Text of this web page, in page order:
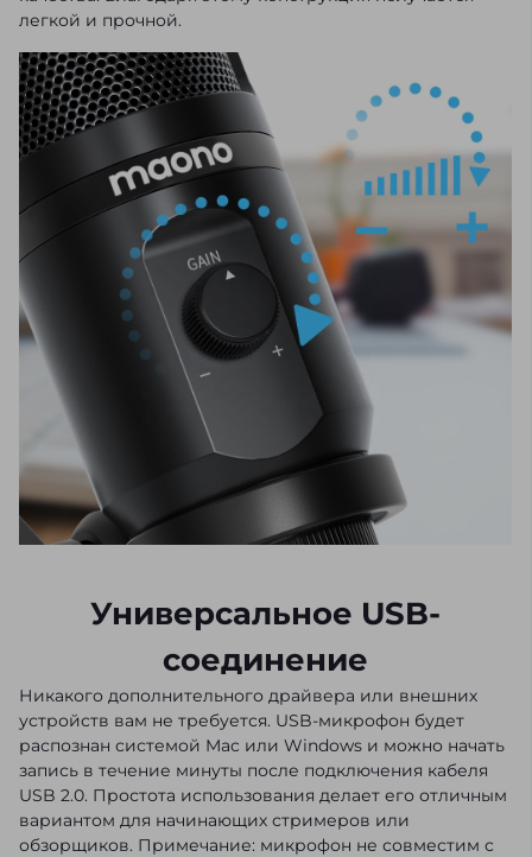
легкой и прочной.
Универсальное USB-
соединение
Никакого дополнительного драйвера или внешних
устройств вам не требуется. USB-микрофон будет
распознан системой Mac или Windows и можно начать
запись в течение минуты после подключения кабеля
USB 2.0. Простота использования делает его отличным
вариантом для начинающих стримеров или
обзорщиков. Примечание: микрофон не совместим с